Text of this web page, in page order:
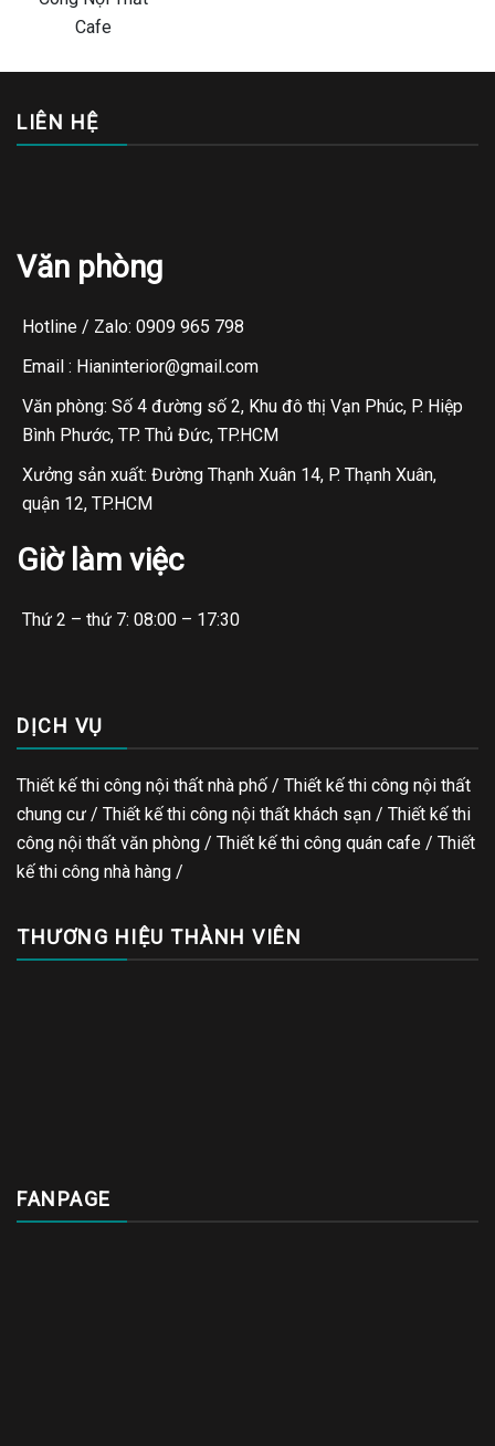
LIÊN HỆ
Văn phòng
Hotline / Zalo: 0909 965 798
Email : Hianinterior@gmail.com
Văn phòng: Số 4 đường số 2, Khu đô thị Vạn Phúc, P. Hiệp
Bình Phước, TP. Thủ Đức, TP.HCM
Xưởng sản xuất: Đường Thạnh Xuân 14, P. Thạnh Xuân,
quận 12, TP.HCM
Giờ làm việc
Thứ 2 – thứ 7: 08:00 – 17:30
DỊCH VỤ
Thiết kế thi công nội thất nhà phố / Thiết kế thi công nội thất
chung cư / Thiết kế thi công nội thất khách sạn / Thiết kế thi
công nội thất văn phòng / Thiết kế thi công quán cafe / Thiết
kế thi công nhà hàng /
THƯƠNG HIỆU THÀNH VIÊN
FANPAGE